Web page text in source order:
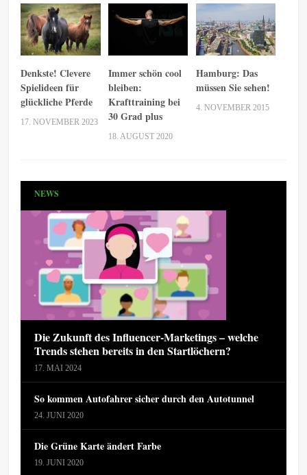
Denkste! Clevere
Spielideen für
glückliche Pferde
17. NOVEMBER 2023
Immer schön cool
bleiben:
Krafttraining bei
30 Grad plus
18. AUGUST 2020
Hamburg: Das
müssen Sie sehen!
4. NOVEMBER 2015
NEWS
Die Zukunft des Influencer-Marketings – welche
Trends stehen bereits in den Startlöchern?
17. MAI 2024
So kommen Autofahrer sicher durch den Autotunnel
24. JUNI 2020
Die Grüne Karte ändert Farbe
19. JUNI 2020